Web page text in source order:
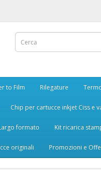
to Film Rilegature
Chip per cartucce inkjet Ciss e
formato Kit ricarica
originali Promozioni e